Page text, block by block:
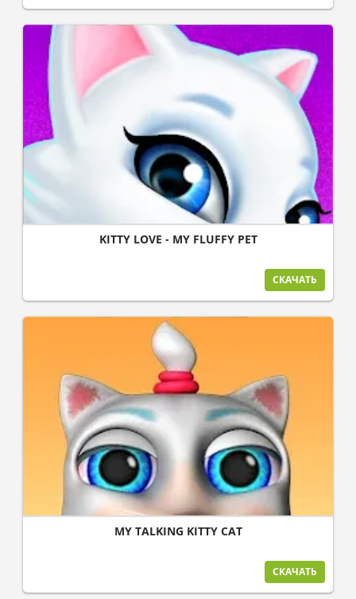
KITTY LOVE - MY FLUFFY PET
СКАЧАТЬ
MY TALKING KITTY CAT
СКАЧАТЬ